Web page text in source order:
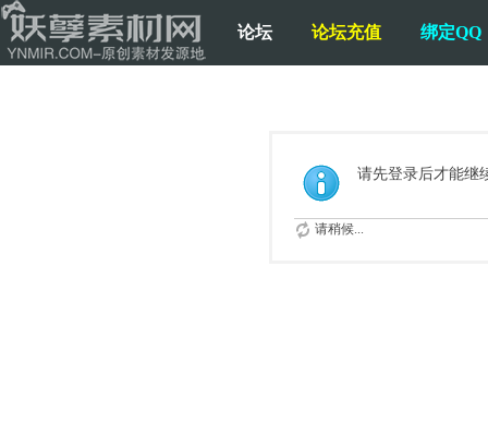
论坛 论坛充值 绑定QQ
请先登录后才能继
请稍候...